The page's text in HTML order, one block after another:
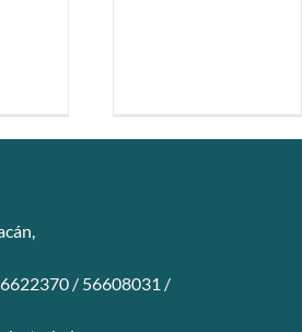
/ 56608031 /